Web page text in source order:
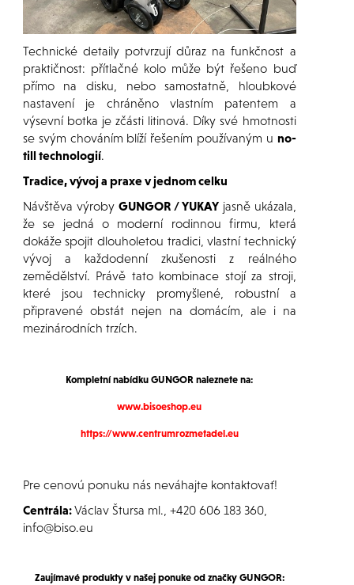
Technické detaily potvrzují důraz na funkčnost a
praktičnost: přítlačné kolo může být řešeno buď
přímo na disku, nebo samostatně, hloubkové
nastavení je chráněno vlastním patentem a
výsevní botka je zčásti litinová. Díky své hmotnosti
se svým chováním blíží řešením používaným u no-
till technologií.
Tradice, vývoj a praxe v jednom celku
Návštěva výroby GUNGOR / YUKAYjasně ukázala,
že se jedná o moderní rodinnou firmu, která
dokáže spojit dlouholetou tradici, vlastní technický
vývoj a každodenní zkušenosti z reálného
zemědělství. Právě tato kombinace stojí za stroji,
které jsou technicky promyšlené, robustní a
připravené obstát nejen na domácím, ale i na
mezinárodních trzích.
Kompletní nabídku GUNGOR naleznete na:
www.bisoeshop.eu
https://www.centrumrozmetadel.eu
Pre cenovú ponuku nás neváhajte kontaktovať!
Centrála:Václav Štursa ml., +420 606 183 360,
info@biso.eu
Zaujímavé produkty v našej ponuke od značky GUNGOR: